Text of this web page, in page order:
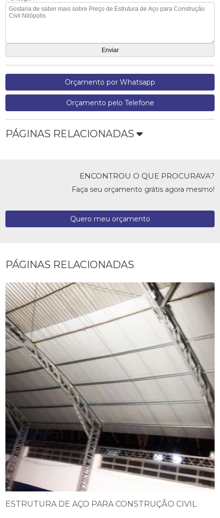
Orçamento por Whatsapp
Orçamento pelo Telefone
PÁGINAS RELACIONADAS
ENCONTROU O QUE PROCURAVA?
Faça seu orçamento grátis agora mesmo!
Quero meu orçamento
PÁGINAS RELACIONADAS
ESTRUTURA DE AÇO PARA CONSTRUÇÃO CIVIL